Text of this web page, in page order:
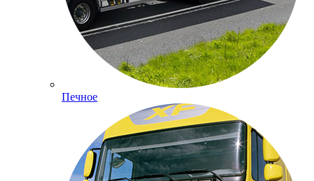
Печное